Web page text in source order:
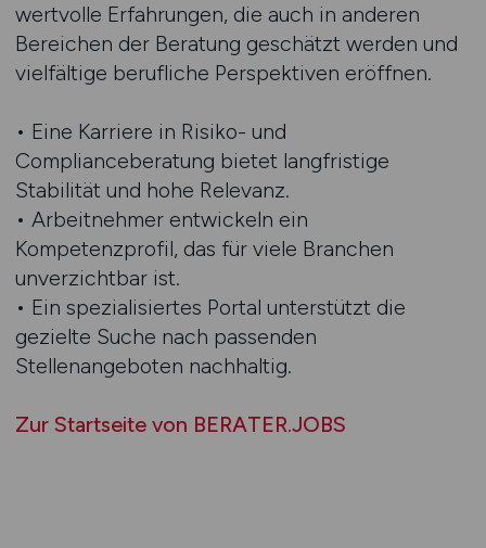
wertvolle Erfahrungen, die auch in anderen
Bereichen der Beratung geschätzt werden und
vielfältige berufliche Perspektiven eröffnen.
• Eine Karriere in Risiko- und
Complianceberatung bietet langfristige
Stabilität und hohe Relevanz.
• Arbeitnehmer entwickeln ein
Kompetenzprofil, das für viele Branchen
unverzichtbar ist.
• Ein spezialisiertes Portal unterstützt die
gezielte Suche nach passenden
Stellenangeboten nachhaltig.
Zur Startseite von BERATER.JOBS